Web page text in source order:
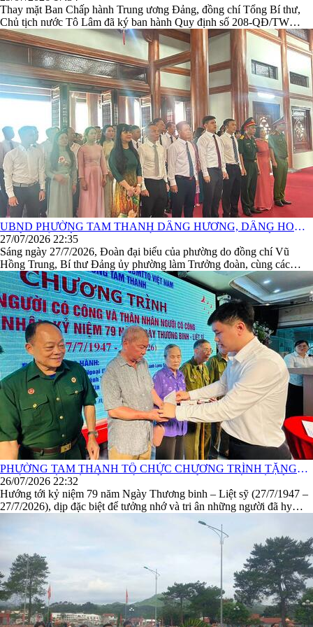
Thay mặt Ban Chấp hành Trung ương Đảng, đồng chí Tổng Bí thư,
Chủ tịch nước Tô Lâm đã ký ban hành Quy định số 208-QĐ/TW
ngày 26/7/2026 về thi hành Điều lệ Đảng.Quy định số 208-QĐ/TW
quy định các nội dung về hệ thống tổ chức của Đảng; nguyên tắc tổ
chức và cơ cấu tổ chức của Đảng; đảng viên; tổ chức ...
UBND PHƯỜNG TAM THANH DÂNG HƯƠNG, DÂNG HOA
NHÂN KỶ NIỆM 79 NĂM NGÀY THƯƠNG BINH - LIỆT SĨ
27/07/2026 22:35
Sáng ngày 27/7/2026, Đoàn đại biểu của phường do đồng chí Vũ
Hồng Trung, Bí thư Đảng ủy phường làm Trưởng đoàn, cùng các
đồng chí: Thường trực Đảng uỷ, Thường trực HĐND, Lãnh đạo
UBND, Ban Thường trực Ủy ban MTTQ phường; Các đồng chí Ủy
viên Ban thường vụ Đảng ủy phường; Lãnh đạo và chuyên viên các ...
PHƯỜNG TAM THANH TỔ CHỨC CHƯƠNG TRÌNH TẶNG
QUÀ NGƯỜI CÓ CÔNG VÀ THÂN NHÂN NGƯỜI CÓ CÔNG
VỚI CÁCH MẠNG NHÂN KỶ NIỆM 79 NĂM NGÀY THƯƠNG
BINH LIỆT SỸ (27/7/1947 – 27/7/2025)
26/07/2026 22:32
Hướng tới kỷ niệm 79 năm Ngày Thương binh – Liệt sỹ (27/7/1947 –
27/7/2026), dịp đặc biệt để tưởng nhớ và tri ân những người đã hy
sinh, cống hiến vì độc lập, tự do của Tổ quốc. Sáng ngày 26/7/2026,
Đảng uỷ- HĐND - UBND - UBMTTQ phường Tam Thanh đã phối